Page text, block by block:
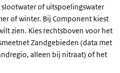
slootwater of uitspoelingswater
of winter. Bij Component kiest
zien. Kies rechtsboven voor het
Zandgebieden (data met
alleen bij nitraat) of het